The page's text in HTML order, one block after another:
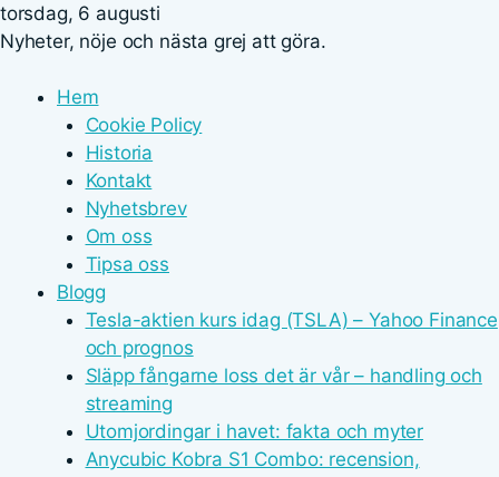
torsdag, 6 augusti
Nyheter, nöje och nästa grej att göra.
Hem
Cookie Policy
Historia
Kontakt
Nyhetsbrev
Om oss
Tipsa oss
Blogg
Tesla-aktien kurs idag (TSLA) – Yahoo Finance
och prognos
Släpp fångarne loss det är vår – handling och
streaming
Utomjordingar i havet: fakta och myter
Anycubic Kobra S1 Combo: recension,